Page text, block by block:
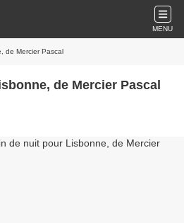
MENU
de Mercier Pascal
de Mercier Pascal